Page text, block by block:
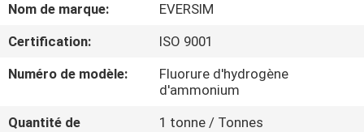
VIDÉOS
À
PROPOS
Nom de marque:
EVERSIM
Certification:
ISO 9001
Numéro de modèle:
Fluorure d'hydrogène
d'ammonium
Quantité de
1 tonne / Tonnes